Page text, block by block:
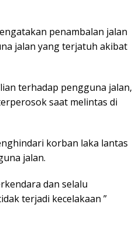
penambalan jalan
jalan yang terjatuh akibat
terhadap pengguna jalan,
saat melintas di
korban laka lantas
jalan.
dan selalu
terjadi kecelakaan ”